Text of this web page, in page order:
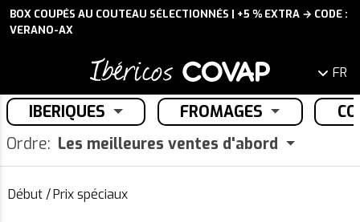
BOX COUPÉS AU COUTEAU SÉLECTIONNÉS | +5 % EXTRA → CODE :
VERANO-AX
FR
IBERIQUES FROMAGES
Ordre: Les meilleures ventes d'abord
Début/Prix spéciaux